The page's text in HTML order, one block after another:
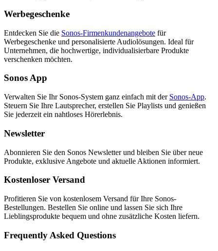
Werbegeschenke
Entdecken Sie die Sonos-Firmenkundenangebote für
Werbegeschenke und personalisierte Audiolösungen. Ideal für
Unternehmen, die hochwertige, individualisierbare Produkte
verschenken möchten.
Sonos App
Verwalten Sie Ihr Sonos-System ganz einfach mit der Sonos-App.
Steuern Sie Ihre Lautsprecher, erstellen Sie Playlists und genießen
Sie jederzeit ein nahtloses Hörerlebnis.
Newsletter
Abonnieren Sie den Sonos Newsletter und bleiben Sie über neue
Produkte, exklusive Angebote und aktuelle Aktionen informiert.
Kostenloser Versand
Profitieren Sie von kostenlosem Versand für Ihre Sonos-
Bestellungen. Bestellen Sie online und lassen Sie sich Ihre
Lieblingsprodukte bequem und ohne zusätzliche Kosten liefern.
Frequently Asked Questions